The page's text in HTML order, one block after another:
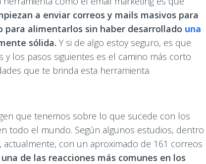
a enviar correos y mails masivos para
alimentarlos sin haber desarrollado una
sólida. Y si de algo estoy seguro, es que
los pasos siguientes es el camino más corto
que te brinda esta herramienta.
que tenemos sobre lo que sucede con los
todo el mundo. Según algunos estudios, dentro
con un aproximado de 161 correos
una de las reacciones más comunes en los